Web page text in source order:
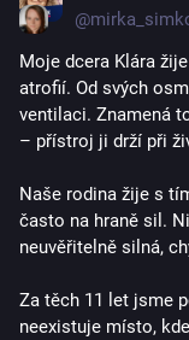
Moje dcera Klára
atrofií. Od svých
ventilaci. Znamená
– přístroj ji drží při
Naše rodina žije s
často na hraně sil.
neuvěřitelně silná,
Za těch 11 let jsme
neexistuje místo,